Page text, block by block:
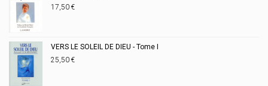
17,50 €
VERS LE SOLEIL DE DIEU - Tome I
25,50 €